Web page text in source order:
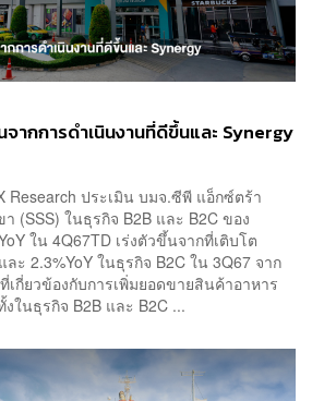
ากการดำเนินงานที่ดีขึ้นและ Synergy
Research ประเมิน บมจ.ซีพี แอ็กซ์ตร้า
(SSS) ในธุรกิจ B2B และ B2C ของ
ใน 4Q67TD เร่งตัวขึ้นจากที่เติบโต
ละ 2.3%YoY ในธุรกิจ B2C ใน 3Q67 จาก
เกี่ยวข้องกับการเพิ่มยอดขายสินค้าอาหาร
ในธุรกิจ B2B และ B2C ...